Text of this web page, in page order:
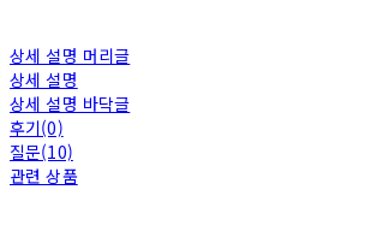
상세 설명 머리글
상세 설명
상세 설명 바닥글
후기(0)
질문(10)
관련 상품